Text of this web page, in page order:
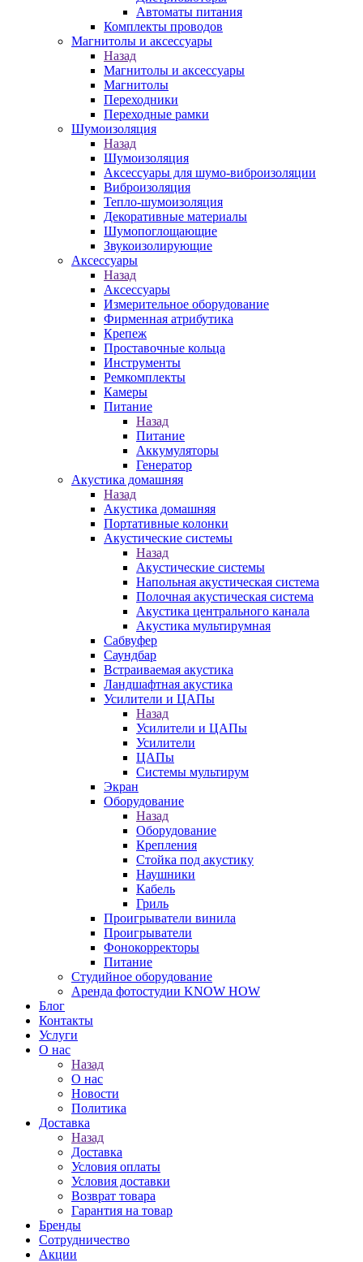
Автоматы питания
Комплекты проводов
Магнитолы и аксессуары
Назад
Магнитолы и аксессуары
Магнитолы
Переходники
Переходные рамки
Шумоизоляция
Назад
Шумоизоляция
Аксессуары для шумо-виброизоляции
Виброизоляция
Тепло-шумоизоляция
Декоративные материалы
Шумопоглощающие
Звукоизолирующие
Аксессуары
Назад
Аксессуары
Измерительное оборудование
Фирменная атрибутика
Крепеж
Проставочные кольца
Инструменты
Ремкомплекты
Камеры
Питание
Назад
Питание
Аккумуляторы
Генератор
Акустика домашняя
Назад
Акустика домашняя
Портативные колонки
Акустические системы
Назад
Акустические системы
Напольная акустическая система
Полочная акустическая система
Акустика центрального канала
Акустика мультирумная
Сабвуфер
Саундбар
Встраиваемая акустика
Ландшафтная акустика
Усилители и ЦАПы
Назад
Усилители и ЦАПы
Усилители
ЦАПы
Системы мультирум
Экран
Оборудование
Назад
Оборудование
Крепления
Стойка под акустику
Наушники
Кабель
Гриль
Проигрыватели винила
Проигрыватели
Фонокорректоры
Питание
Студийное оборудование
Аренда фотостудии KNOW HOW
Блог
Контакты
Услуги
О нас
Назад
О нас
Новости
Политика
Доставка
Назад
Доставка
Условия оплаты
Условия доставки
Возврат товара
Гарантия на товар
Бренды
Сотрудничество
Акции